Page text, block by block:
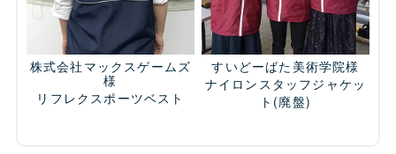
株式会社マックスゲームズ
様
リフレクスポーツベスト
すいどーばた美術学院様
ナイロンスタッフジャケッ
ト (廃盤)